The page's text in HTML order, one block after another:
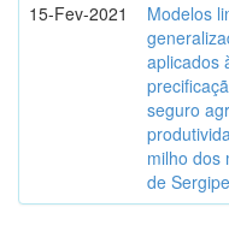
15-Fev-2021
Modelos
aplicados
seguro
milho dos
de Sergipe